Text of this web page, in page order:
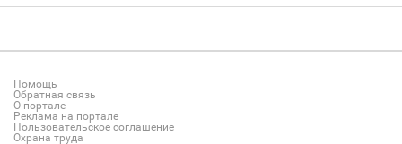
Помощь
Обратная связь
О портале
Реклама на портале
Пользовательское соглашение
Охрана труда